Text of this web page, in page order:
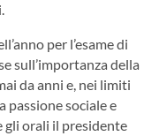
per l’esame di
sull’importanza della
da anni e, nei limiti
passione sociale e
gli orali il presidente